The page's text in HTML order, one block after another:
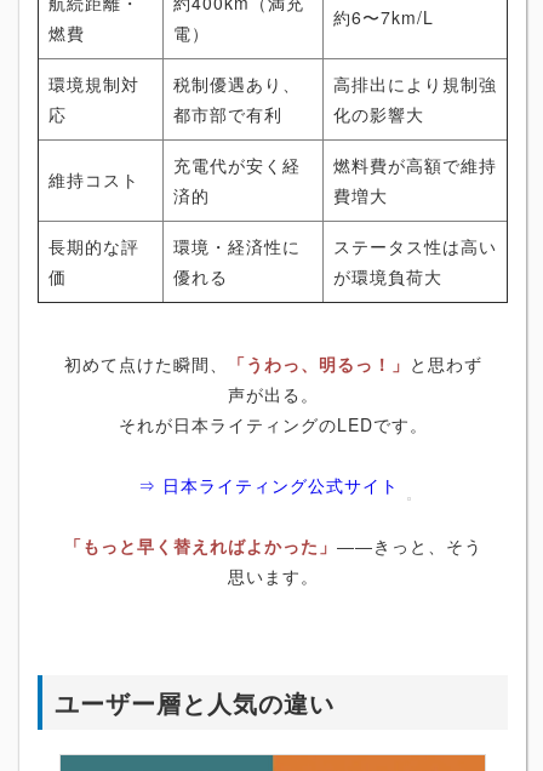
燃費
電）
約6〜7km/L
環境規制対
応
税制優遇あり、
都市部で有利
高排出により規制強
化の影響大
維持コスト
充電代が安く経
済的
燃料費が高額で維持
費増大
長期的な評
価
環境・経済性に
優れる
ステータス性は高い
が環境負荷大
初めて点けた瞬間、 「うわっ、明るっ！」 と思わず
声が出る。
それが日本ライティングのLEDです。
⇒ 日本ライティング公式サイト
「もっと早く替えればよかった」 ――きっと、そう
思います。
ユーザー層と人気の違い